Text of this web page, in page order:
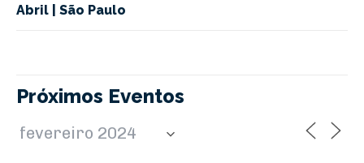
Abril | São Paulo
Próximos Eventos